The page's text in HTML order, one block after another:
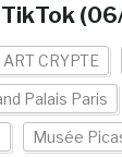
ART CRYPTE
Palais Paris
Musée